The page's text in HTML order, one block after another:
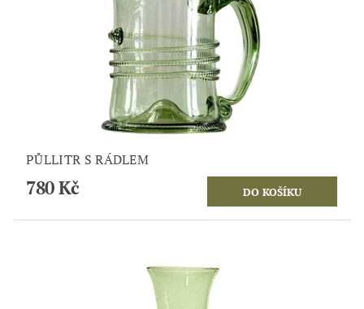
PŮLLITR S RÁDLEM
780 Kč